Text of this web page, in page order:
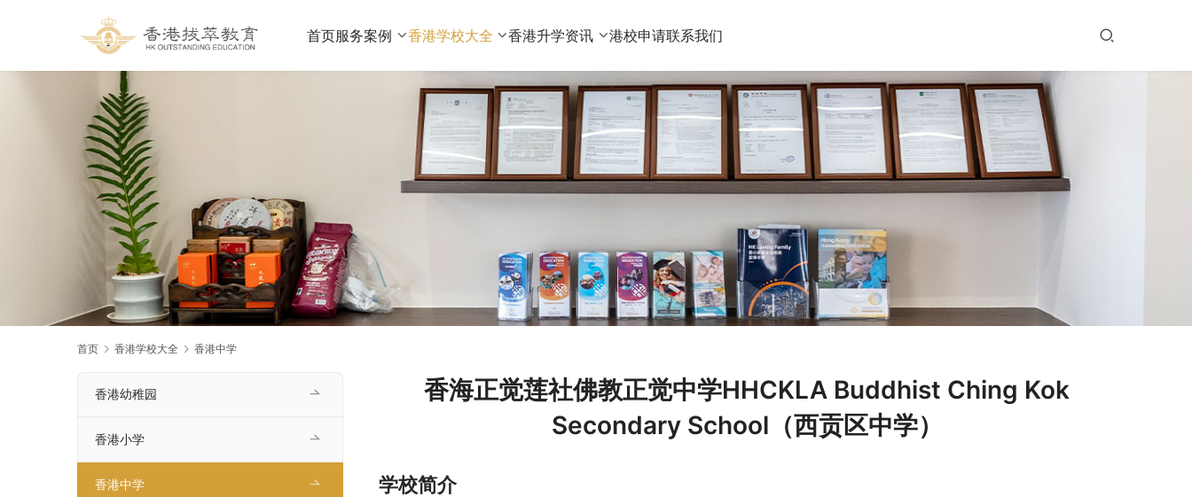
首页服务案例 香港学校大全 香港升学资讯 港校申请联系我们
首页 香港学校大全 香港中学
香海正觉莲社佛教正觉中学HHCKLA Buddhist Ching Kok
Secondary School（西贡区中学）
学校简介
香港幼稚园
香港小学
香港中学